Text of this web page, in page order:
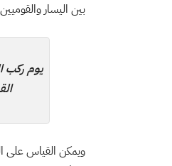
بين اليسار
يوم ركب
ويمكن القياس على